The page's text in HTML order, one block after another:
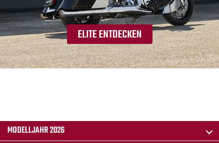
ELITE ENTDECKEN
MODELLJAHR 2026